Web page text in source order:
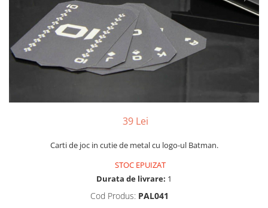
39 Lei
Carti de joc in cutie de metal cu logo-ul Batman.
STOC EPUIZAT
Durata de livrare: 1
Cod Produs: PAL041